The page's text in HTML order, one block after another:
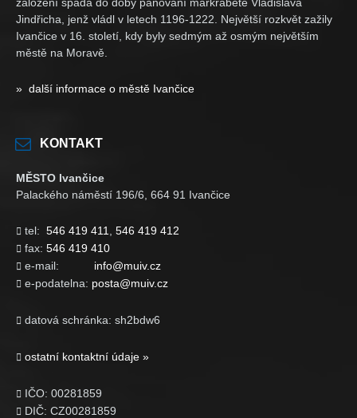
Jindřicha, jenž vládl v letech 1196-1222. Největší rozkvět zažily
Ivančice v 16. století, kdy byly sedmým až osmým největším
městě na Moravě.
» další informace o městě Ivančice
KONTAKT
MĚSTO Ivančice
Palackého náměstí 196/6, 664 91 Ivančice
 tel: 546 419 411 546 419 412
 fax: 546 419 410
 e-mail: info@muiv.cz
 e-podatelna: posta@muiv.cz
 datová schránka: sh2bdw6
 ostatní kontaktní údaje »
 IČO: 00281859
 DIČ: CZ00281859